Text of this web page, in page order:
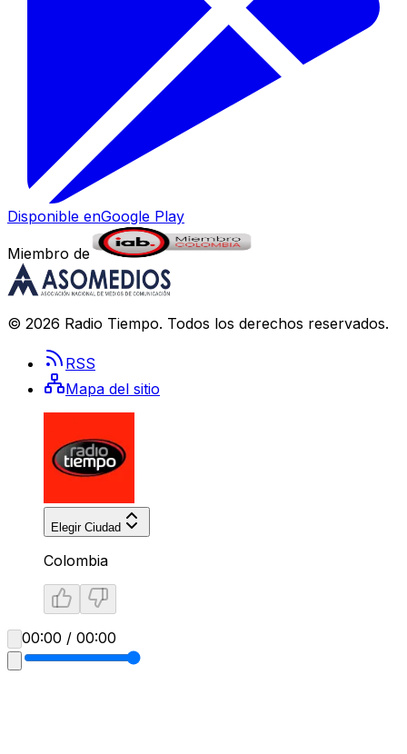
Disponible enGoogle Play
Miembro de
© 2026 Radio Tiempo. Todos los derechos reservados.
RSS
Mapa del sitio
Elegir Ciudad
Colombia
00:00 / 00:00